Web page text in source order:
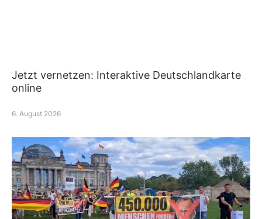
Jetzt vernetzen: Interaktive Deutschlandkarte
online
6. August 2026